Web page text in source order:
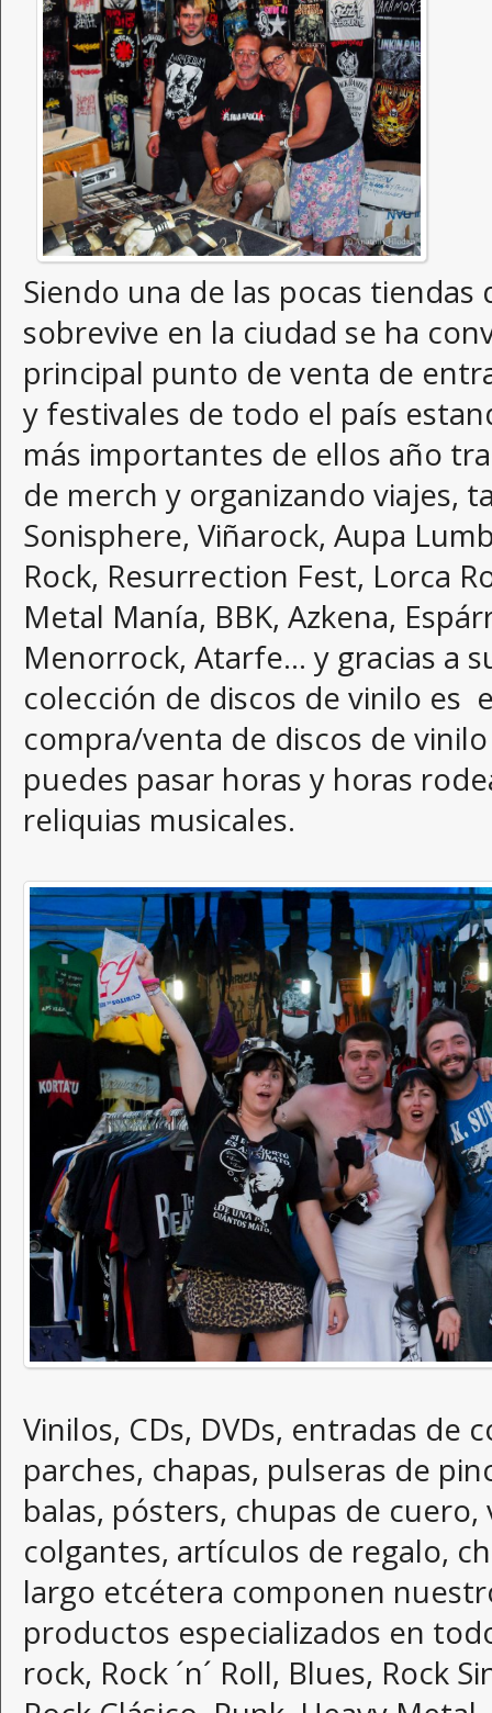
Siendo una de las pocas
sobrevive en la ciudad se ha
principal punto de venta de
y festivales de todo el país
más importantes de ellos año
de merch y organizando viajes,
Sonisphere, Viñarock, Aupa
Rock, Resurrection Fest, Lorca
Metal Manía, BBK, Azkena,
Menorrock, Atarfe... y gracias a
colección de discos de vinilo es
compra/venta de discos de
puedes pasar horas y horas
reliquias musicales.
Vinilos, CDs, DVDs, entradas de
parches, chapas, pulseras de
balas, pósters, chupas de cuero,
colgantes, artículos de regalo,
largo etcétera componen
productos especializados en
rock, Rock ´n´ Roll, Blues, Rock